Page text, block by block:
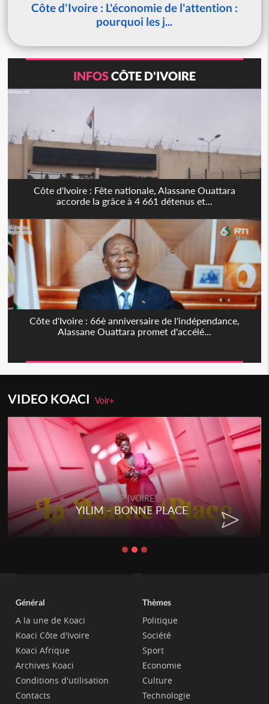
Côte d'Ivoire : L'économie de l'attention :
pourquoi les j...
INFOSCÔTE D'IVOIRE
Côte d'Ivoire : Fête nationale, Alassane Ouattara
accorde la grâce à 4 661 détenus et...
Côte d'Ivoire : 66è anniversaire de l'indépendance,
Alassane Ouattara promet d'accélé...
VIDEO KOACIVoir+
RAP IVOIRE
YILIM - BONNE PLACE
Général
A la une de Koaci
Koaci Côte d'Ivoire
Koaci Afrique
Archives Koaci
Conditions d'utilisation
Contacts
Thèmes
Politique
Société
Sport
Economie
Culture
Technologie